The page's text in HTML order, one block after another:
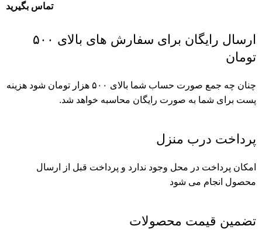
تماس بگیرید
ارسال رایگان برای سفارش های بالای ۵۰۰
تومان
چنان چه جمع صورت حساب شما بالای ۵۰۰ هزار تومان شود هزینه
پست برای شما به صورت رایگان محاسبه خواهد شد.
پرداخت درب منزل
امکان پرداخت در محل وجود ندارد و پرداخت قبل از ارسال
محصول انجام می شود
تضمین قیمت محصولات